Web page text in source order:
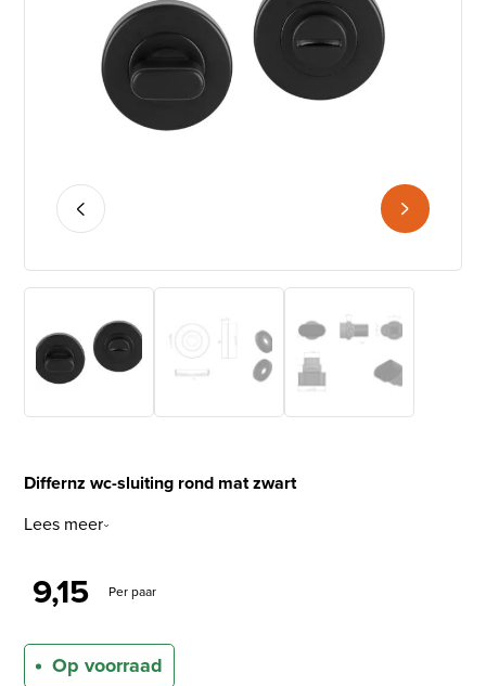
Differnz wc-sluiting rond mat zwart
Lees meer
9,15 Per paar
Op voorraad